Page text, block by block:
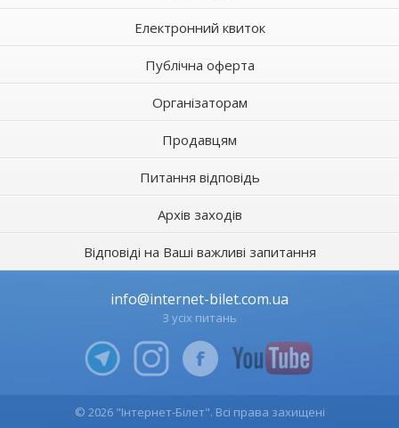
Електронний квиток
Публічна оферта
Організаторам
Продавцям
Питання відповідь
Архів заходів
Відповіді на Ваші важливі запитання
info@internet-bilet.com.ua
З усіх питань
© 2026 "Інтернет-Білет". Всі права захищені